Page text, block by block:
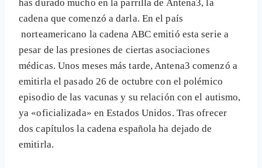
has durado mucho en la parrilla de Antena3, la
cadena que comenzó a darla. En el país
norteamericano la cadena ABC emitió esta serie a
pesar de las presiones de ciertas asociaciones
médicas. Unos meses más tarde, Antena3 comenzó a
emitirla el pasado 26 de octubre con el polémico
episodio de las vacunas y su relación con el autismo,
ya «oficializada» en Estados Unidos. Tras ofrecer
dos capítulos la cadena española ha dejado de
emitirla.